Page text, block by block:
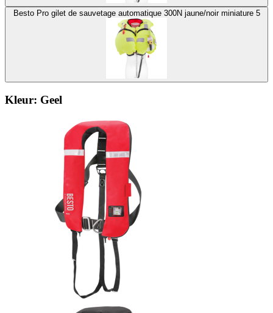
Besto Pro gilet de sauvetage automatique 300N jaune/noir miniature 5
Kleur: Geel